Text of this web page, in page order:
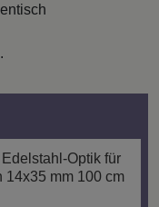
Optik für
14x35 mm 100 cm